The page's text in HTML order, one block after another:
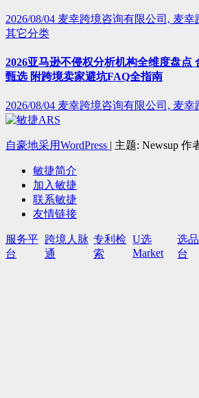
2026/08/04 麦幸跨境咨询有限公司, 麦幸
其它分类
2026亚马逊不侵权分析机构全维度盘点
甄选 附跨境卖家避坑FAQ全指南
2026/08/04 麦幸跨境咨询有限公司, 麦幸
自豪地采用WordPress | 主题: Newsup 作
敏捷简介
加入敏捷
联系敏捷
友情链接
服务平
台
跨境人脉
通
专利检
索
U选
Market
选
台